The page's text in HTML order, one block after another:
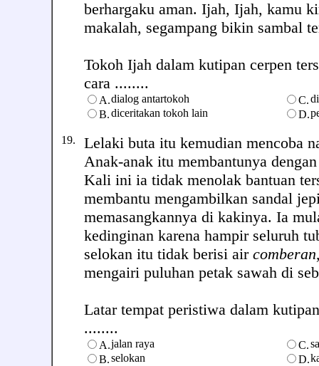
berhargaku aman. Ijah, Ijah, kamu
makalah, segampang bikin sambal
Tokoh Ijah dalam kutipan cerpen
cara ........
A.dialog antartokoh
B.diceritakan tokoh lain
C.
D.
19. Lelaki buta itu kemudian mencoba
Anak-anak itu membantunya
Kali ini ia tidak menolak bantuan
membantu mengambilkan sandal
memasangkannya di kakinya. Ia
kedinginan karena hampir seluruh
selokan itu tidak berisi air comberan
mengairi puluhan petak sawah di
Latar tempat peristiwa dalam
........
A.jalan raya
B.selokan
C.
D.